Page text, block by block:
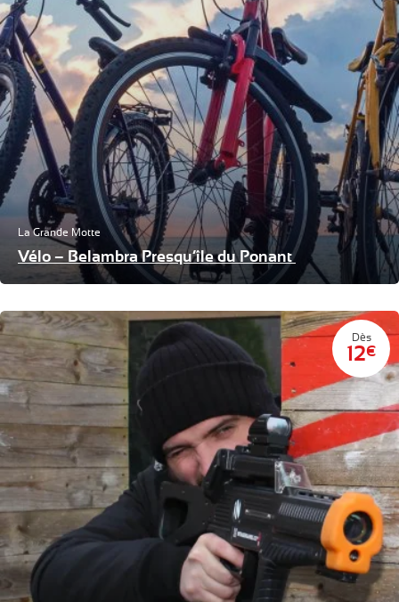
La Grande Motte
Vélo – Belambra Presqu’île du Ponant
Dès
12€